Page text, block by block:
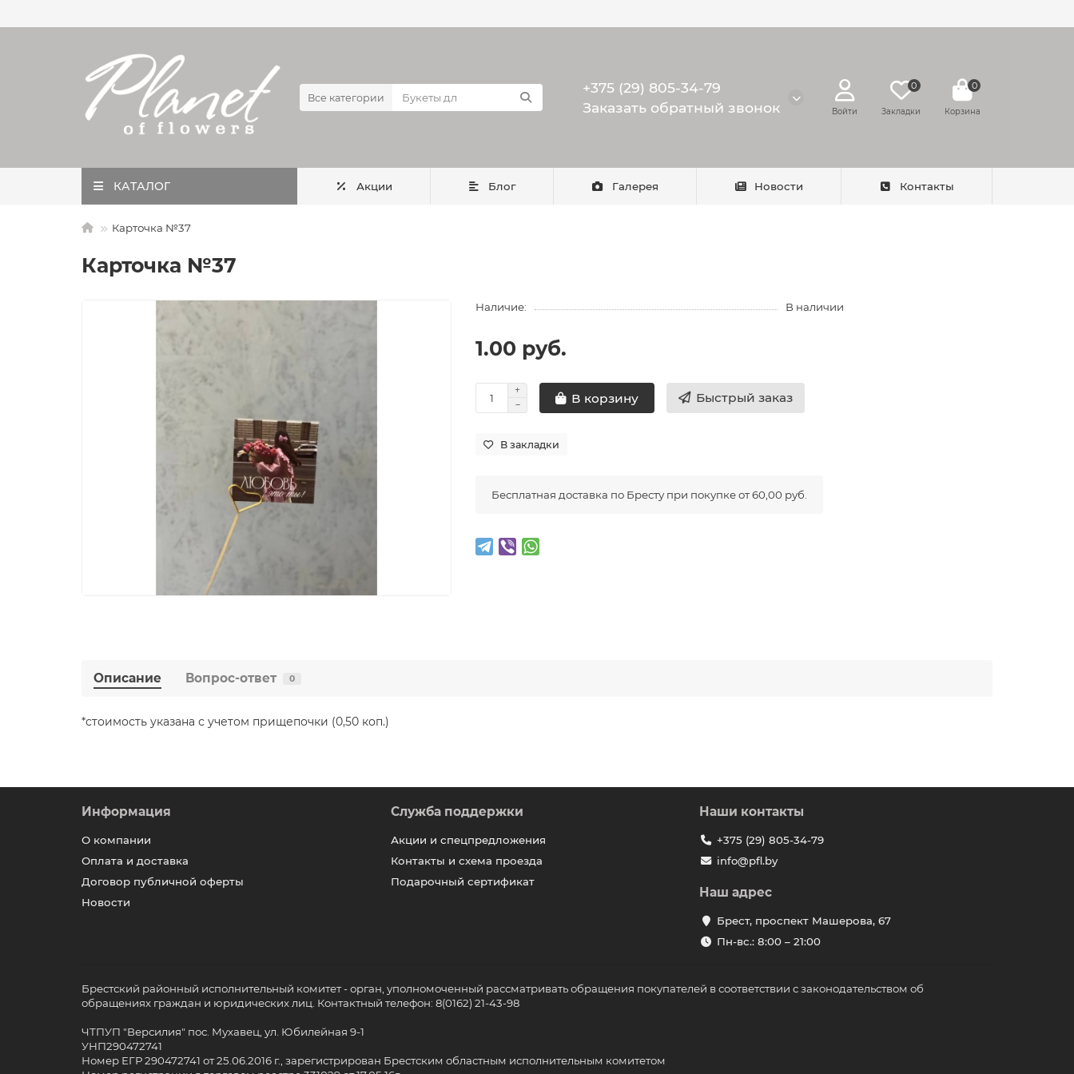
Все категории
+375 (29) 805-34-79
Заказать обратный звонок
Войти
0
Закладки
0
Корзина
КАТАЛОГ Акции Блог Галерея Новости Контакты
Карточка №37
Карточка №37
Наличие: В наличии
1.00 руб.
В корзину Быстрый заказ
В закладки
Бесплатная доставка по Бресту при покупке от 60,00 руб.
Описание Вопрос-ответ 0
*стоимость указана с учетом прищепочки (0,50 коп.)
Информация
О компании
Оплата и доставка
Договор публичной оферты
Новости
Служба поддержки
Акции и спецпредложения
Контакты и схема проезда
Подарочный сертификат
Наши контакты
+375 (29) 805-34-79
info@pfl.by
Наш адрес
Брест, проспект Машерова, 67
Пн-вс.: 8:00 – 21:00
Брестский районный исполнительный комитет - орган, уполномоченный рассматривать обращения покупателей в соответствии с законодательством об
обращениях граждан и юридических лиц. Контактный телефон: 8(0162) 21-43-98
ЧТПУП "Версилия" пос. Мухавец, ул. Юбилейная 9-1
УНП290472741
Номер ЕГР 290472741 от 25.06.2016 г., зарегистрирован Брестским областным исполнительным комитетом